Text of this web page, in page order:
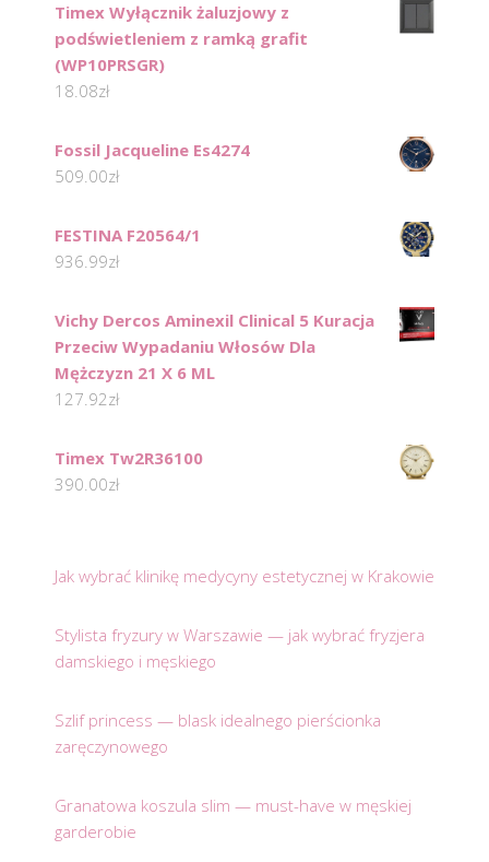
Timex Wyłącznik żaluzjowy z
podświetleniem z ramką grafit
(WP10PRSGR)
18.08zł
Fossil Jacqueline Es4274
509.00zł
FESTINA F20564/1
936.99zł
Vichy Dercos Aminexil Clinical 5 Kuracja
Przeciw Wypadaniu Włosów Dla
Mężczyzn 21 X 6 ML
127.92zł
Timex Tw2R36100
390.00zł
Jak wybrać klinikę medycyny estetycznej w Krakowie
Stylista fryzury w Warszawie — jak wybrać fryzjera
damskiego i męskiego
Szlif princess — blask idealnego pierścionka
zaręczynowego
Granatowa koszula slim — must-have w męskiej
garderobie